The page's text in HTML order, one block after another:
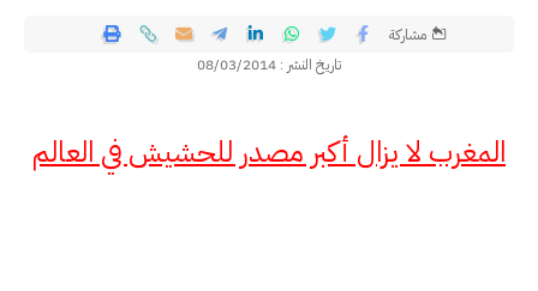
تاريخ النشر : 08/03/2014
مشاركة
المغرب لا يزال أكبر مصدر للحشيش في العالم